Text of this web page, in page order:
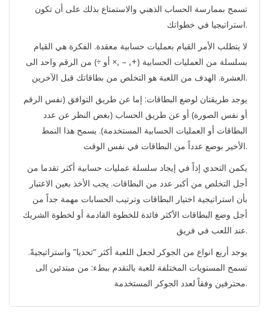
تسمح بممارسة الحساب الذهني والاستمتاع بذلك على أن تكون
استراتيجيا في خطواتك.
لا يتطلب الأمر القيام بعمليات حسابية معقدة. الفكرة هي القيام
بسلسلة من العمليات الحسابية (+, – ,× أو ÷) من الرقم واحد الى
العشرة. الهدف من اللعبة هو التخلص من بطاقاتك قبل الآخرين.
يوجد طريقتان لوضع البطاقات: إما عن طريق التوافق (نفس الرقم
أو نفس الصورة) أو عن طريق الحساب (بغض النظر عن عدد
البطاقات أو العمليات الحسابية المستخدمة). يسمح هذا النمط
الأخير بوضع عدداً من البطاقات في نفس الوقت.
يكمن التحدي إذاً في إيجاد سلسلة عمليات حسابية أكثر تقدما من
أجل التخلص من أكبر عدد من البطاقات. يجب الأخذ بعين الاعتبار
بأن استراتيجية اختيار البطاقات وترتيب الحسابات مهمة جداً من
أجل وضع البطاقات الأكثر فائدة للخطوة القادمة أو لخطوة الشريك
عند اللعب في فريق.
يوجد أربع انواع من الجوكر لجعل اللعبة أكثر “تحديا” واستراتيجيةً.
تسمح المستويات المختلفة للعبة بالتقدم ببطء: من مبتدئين الى
محترفين وفقاً لعدد الجوكر المستخدمة.